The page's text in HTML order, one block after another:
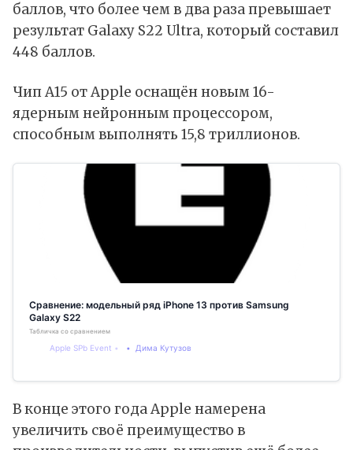
баллов, что более чем в два раза превышает
результат Galaxy S22 Ultra, который составил
448 баллов.
Чип A15 от Apple оснащён новым 16-
ядерным нейронным процессором,
способным выполнять 15,8 триллионов.
Сравнение: модельный ряд iPhone 13 против Samsung
Galaxy S22
Табличка со сравнением
Apple SPb Event Дима Кутузов
В конце этого года Apple намерена
увеличить своё преимущество в